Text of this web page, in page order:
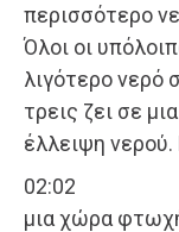
περισσότερο
Όλοι οι
λιγότερο νερό
τρεις ζει σε
έλλειψη
02:02
μια χώρα